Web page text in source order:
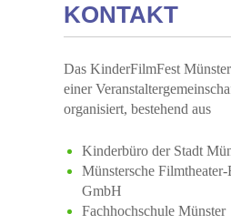
KONTAKT
Das KinderFilmFest
einer
organisiert, bestehend aus
Kinderbüro der Stadt
Münstersche
GmbH
Fachhochschule Münster